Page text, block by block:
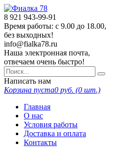
8 921 943-99-91
Время работы: с 9.00 до 18.00,
без выходных!
info@fialka78.ru
Наша электронная почта,
отвечаем очень быстро!
Написать нам
Корзина пуста0 руб. (0 шт.)
Главная
О нас
Условия работы
Доставка и оплата
Контакты